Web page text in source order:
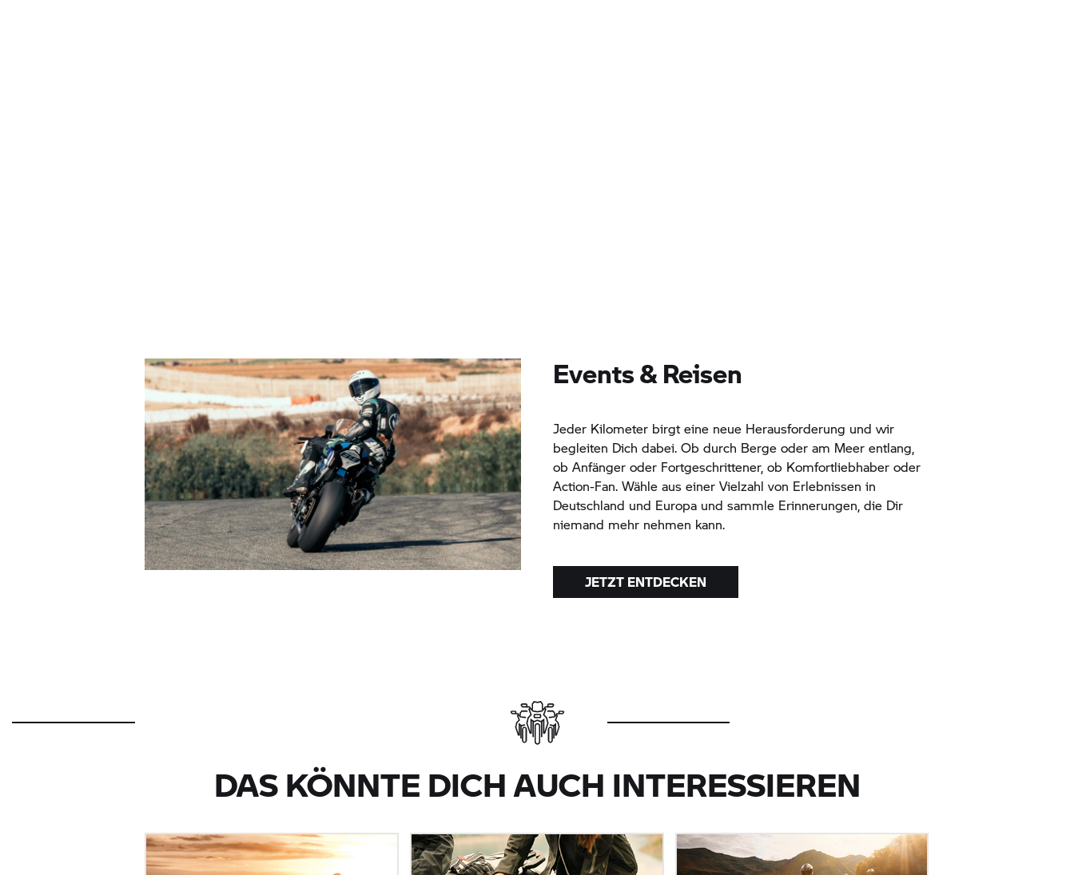
Events & Reisen
Jeder Kilometer birgt eine neue Herausforderung und wir
begleiten Dich dabei. Ob durch Berge oder am Meer entlang,
ob Anfänger oder Fortgeschrittener, ob Komfortliebhaber oder
Action-Fan. Wähle aus einer Vielzahl von Erlebnissen in
Deutschland und Europa und sammle Erinnerungen, die Dir
niemand mehr nehmen kann.
JETZT ENTDECKEN
DAS KÖNNTE DICH AUCH INTERESSIEREN